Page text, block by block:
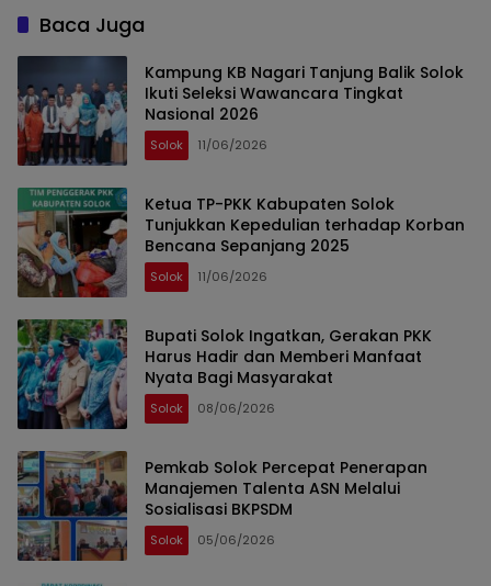
Baca Juga
Kampung KB Nagari Tanjung Balik Solok
Ikuti Seleksi Wawancara Tingkat
Nasional 2026
Solok 11/06/2026
Ketua TP-PKK Kabupaten Solok
Tunjukkan Kepedulian terhadap Korban
Bencana Sepanjang 2025
Solok 11/06/2026
Bupati Solok Ingatkan, Gerakan PKK
Harus Hadir dan Memberi Manfaat
Nyata Bagi Masyarakat
Solok 08/06/2026
Pemkab Solok Percepat Penerapan
Manajemen Talenta ASN Melalui
Sosialisasi BKPSDM
Solok 05/06/2026